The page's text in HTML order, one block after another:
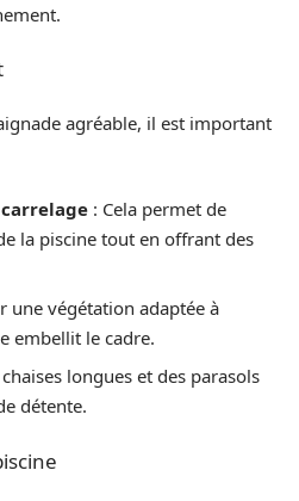
agréable, il est important
carrelage : Cela permet de
la piscine tout en offrant des
une végétation adaptée à
embellit le cadre.
chaises longues et des parasols
détente.